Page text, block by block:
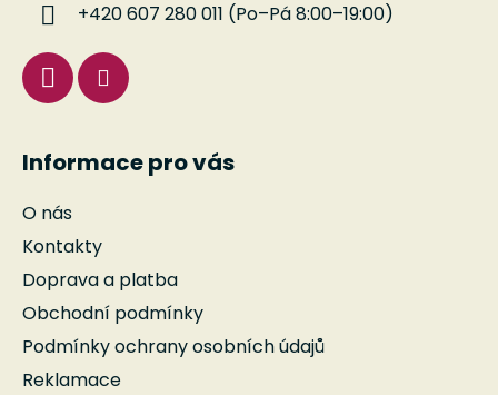
+420 607 280 011 (Po–Pá 8:00–19:00)
Informace pro vás
O nás
Kontakty
Doprava a platba
Obchodní podmínky
Podmínky ochrany osobních údajů
Reklamace